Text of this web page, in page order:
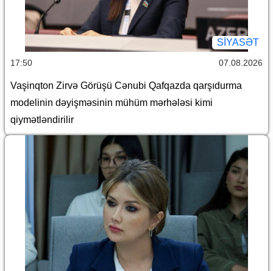
SİYASƏT
17:50 07.08.2026
Vaşinqton Zirvə Görüşü Cənubi Qafqazda qarşıdurma
modelinin dəyişməsinin mühüm mərhələsi kimi
qiymətləndirilir